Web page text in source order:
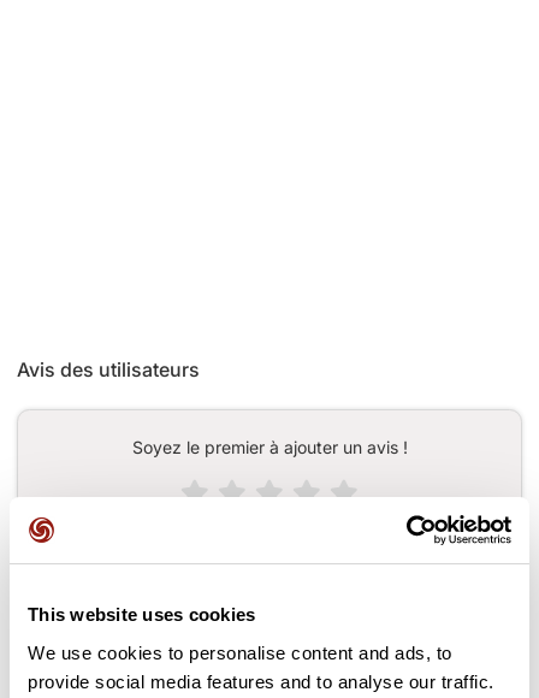
This website uses cookies
We use cookies to personalise content and ads, to
provide social media features and to analyse our traffic.
Avis des utilisateurs
Soyez le premier à ajouter un avis !
Cols le long du parcours